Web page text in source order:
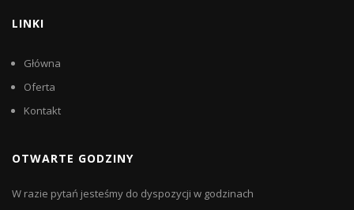
LINKI
Główna
Oferta
Kontakt
OTWARTE GODZINY
W razie pytań jesteśmy do dyspozycji w godzinach